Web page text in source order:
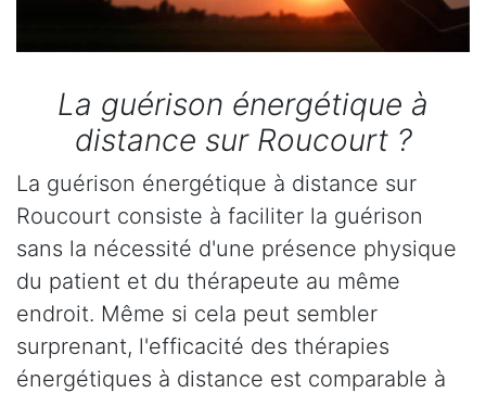
La guérison énergétique à
distance sur Roucourt ?
La guérison énergétique à distance sur
Roucourt consiste à faciliter la guérison
sans la nécessité d'une présence physique
du patient et du thérapeute au même
endroit. Même si cela peut sembler
surprenant, l'efficacité des thérapies
énergétiques à distance est comparable à